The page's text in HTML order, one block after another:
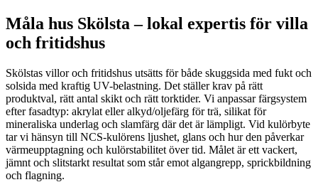
Måla hus Skölsta – lokal expertis för villa
och fritidshus
Skölstas villor och fritidshus utsätts för både skuggsida med fukt och
solsida med kraftig UV-belastning. Det ställer krav på rätt
produktval, rätt antal skikt och rätt torktider. Vi anpassar färgsystem
efter fasadtyp: akrylat eller alkyd/oljefärg för trä, silikat för
mineraliska underlag och slamfärg där det är lämpligt. Vid kulörbyte
tar vi hänsyn till NCS-kulörens ljushet, glans och hur den påverkar
värmeupptagning och kulörstabilitet över tid. Målet är ett vackert,
jämnt och slitstarkt resultat som står emot algangrepp, sprickbildning
och flagning.